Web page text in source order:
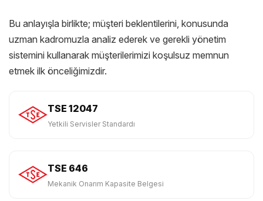
Bu anlayışla birlikte; müşteri beklentilerini, konusunda
uzman kadromuzla analiz ederek ve gerekli yönetim
sistemini kullanarak müşterilerimizi koşulsuz memnun
etmek ilk önceliğimizdir.
TSE 12047
Yetkili Servisler Standardı
TSE 646
Mekanik Onarım Kapasite Belgesi